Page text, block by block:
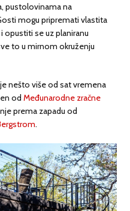
pustolovinama na
mogu pripremati vlastita
opustiti se uz planiranu
to u mirnom okruženju
nešto više od sat vremena
odMeđunarodne zračne
prema zapadu od
.